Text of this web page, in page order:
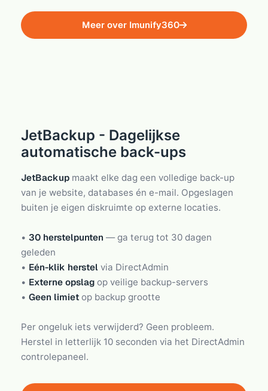
Meer over Imunify360
JetBackup - Dagelijkse
automatische back-ups
JetBackup maakt elke dag een volledige back-up
van je website, databases én e-mail. Opgeslagen
buiten je eigen diskruimte op externe locaties.
•30 herstelpunten — ga terug tot 30 dagen
geleden
• Eén-klik herstel via DirectAdmin
• Externe opslag op veilige backup-servers
•Geen limiet op backup grootte
Per ongeluk iets verwijderd? Geen probleem.
Herstel in letterlijk 10 seconden via het DirectAdmin
controlepaneel.